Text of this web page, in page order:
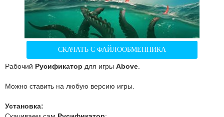
СКАЧАТЬ С ФАЙЛООБМЕННИКА
Рабочий Русификатор для игры Above
Можно ставить на любую версию игры.
Установка: